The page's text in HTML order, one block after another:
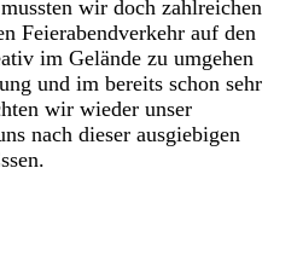
wir doch zahlreichen
Feierabendverkehr auf den
im Gelände zu umgehen
und im bereits schon sehr
wir wieder unser
nach dieser ausgiebigen